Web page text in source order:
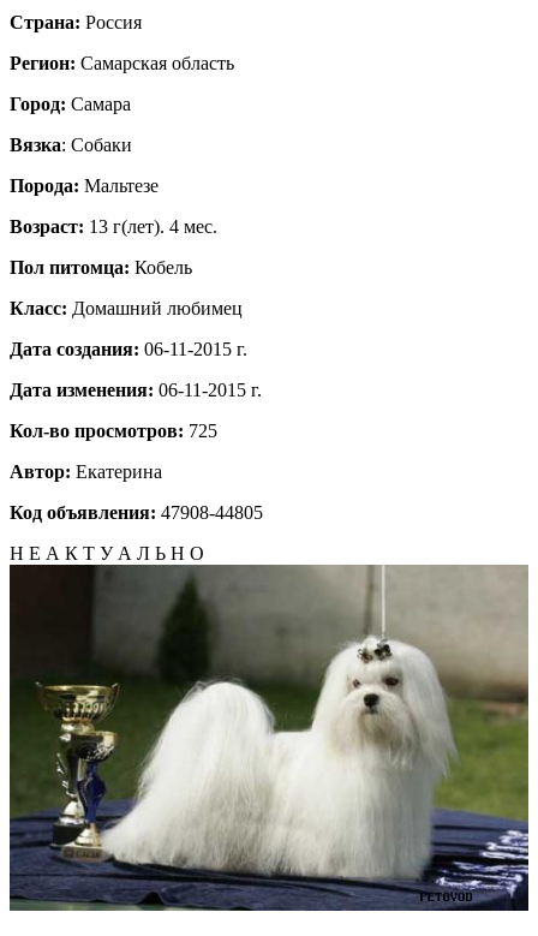
Страна: Россия
Регион: Самарская область
Город: Самара
Вязка: Собаки
Порода: Мальтезе
Возраст: 13 г(лет). 4 мес.
Пол питомца: Кобель
Класс: Домашний любимец
Дата создания: 06-11-2015 г.
Дата изменения: 06-11-2015 г.
Кол-во просмотров: 725
Автор: Екатерина
Код объявления: 47908-44805
Н Е А К Т У А Л Ь Н О